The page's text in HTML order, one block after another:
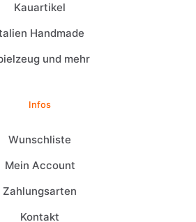
Kauartikel
Handmade
und mehr
Infos
Wunschliste
Mein Account
Zahlungsarten
Kontakt